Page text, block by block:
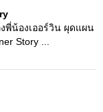
พี่น้องเออร์วิน ผุดแผน
Story ...